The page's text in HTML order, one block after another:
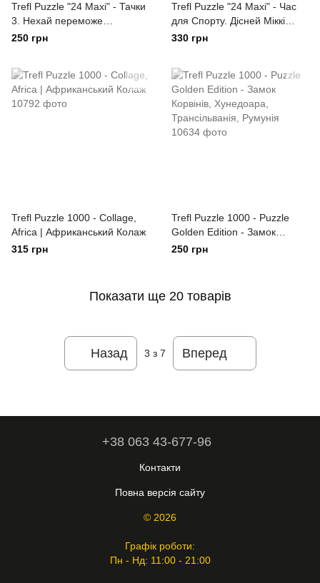
Trefl Puzzle "24 Maxi" - Тачки
3. Нехай переможе
найкращий
250 грн
Trefl Puzzle "24 Maxi" - Час
для Спорту. Дісней Міккі
Маус
330 грн
Trefl Puzzle 1000 - Collage,
Africa | Африканський Колаж
315 грн
Trefl Puzzle 1000 - Puzzle
Golden Edition - Замок
Корвінів, Хунедоара,
250 грн
Показати ще 20 товарів
Назад 3 з 7 Вперед
+38 063 43-677-96
Контакти
Повна версія сайту
© 2026
Графік роботи:
Пн - Нд: 11:00 - 21:00